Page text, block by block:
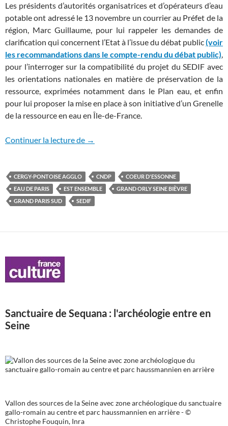
Les présidents d’autorités organisatrices et d’opérateurs d’eau
potable ont adressé le 13 novembre un courrier au Préfet de la
région, Marc Guillaume, pour lui rappeler les demandes de
clarification qui concernent l’Etat à l’issue du débat public(voir
les recommandations dans le compte-rendu du débat public),
pour l’interroger sur la compatibilité du projet du SEDIF avec
les orientations nationales en matière de préservation de la
ressource, exprimées notamment dans le Plan eau, et enfin
pour lui proposer la mise en place à son initiative d’un Grenelle
de la ressource en eau en Île-de-France.
Continuer la lecture de Pour un Grenelle de l’eau en Île-de-
→
CERGY-PONTOISE AGGLO CNDP
COEUR D'ESSONNE
EAU DE PARIS
EST ENSEMBLE
GRAND ORLY SEINE BIÈVRE
GRAND PARIS SUD
SEDIF
Sanctuaire de Sequana : l'archéologie entre en
Seine
Vallon des sources de la Seine avec zone archéologique du sanctuaire
gallo-romain au centre et parc haussmannien en arrière - ©
Christophe Fouquin, Inra